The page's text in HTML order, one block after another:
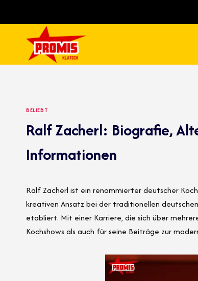
BELIEBT
Ralf Zacherl: Biografie,
Informationen
Ralf Zacherl ist ein renommierter deutscher
kreativen Ansatz bei der traditionellen
etabliert. Mit einer Karriere, die sich über
Kochshows als auch für seine Beiträge zur